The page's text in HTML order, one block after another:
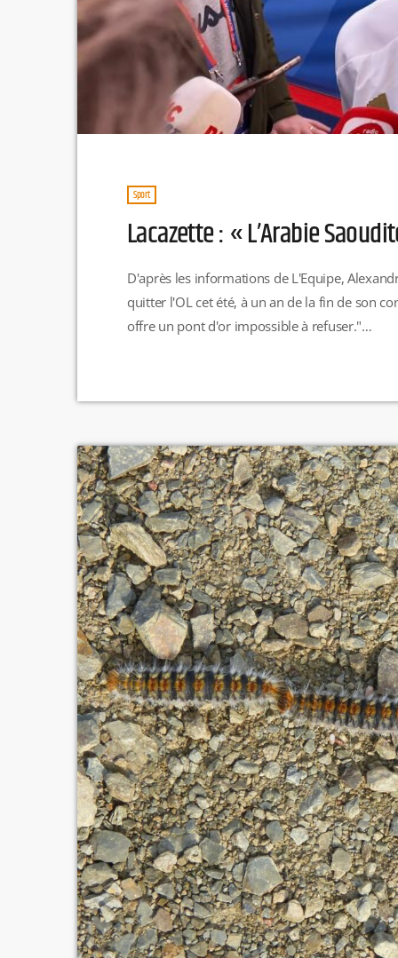
Sport
Lacazette : « L’Arabie
D'après les informations de L'Equipe,
quitter l'OL cet été, à un an de la fin de son
offre un pont d'or impossible à refuser."
sujet de son avenir.